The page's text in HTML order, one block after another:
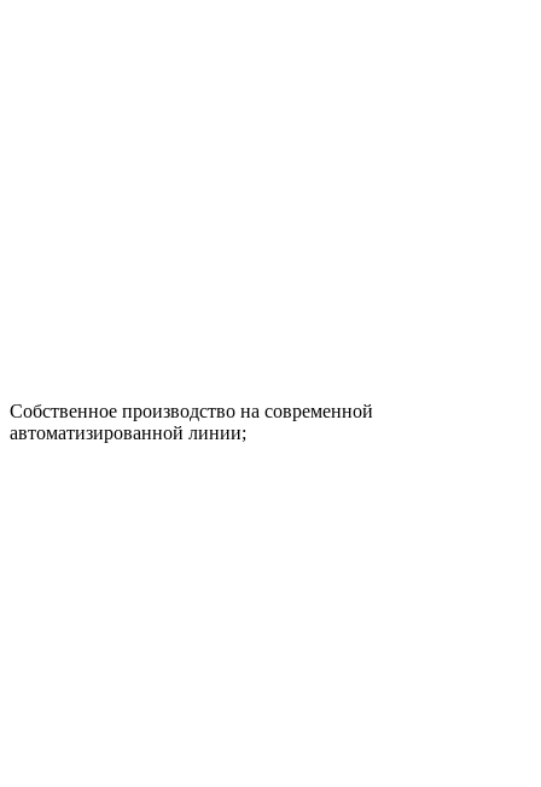
Собственное производство на современной
автоматизированной линии;